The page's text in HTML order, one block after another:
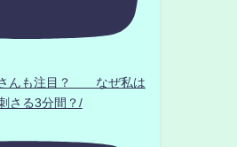
さんも注目？ なぜ私は
さる3分間？/